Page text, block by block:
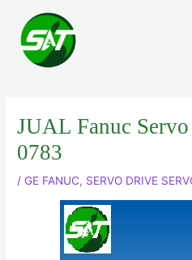
konten
JUAL Fanuc
0783
/ GE FANUC, SERVO DRIVE